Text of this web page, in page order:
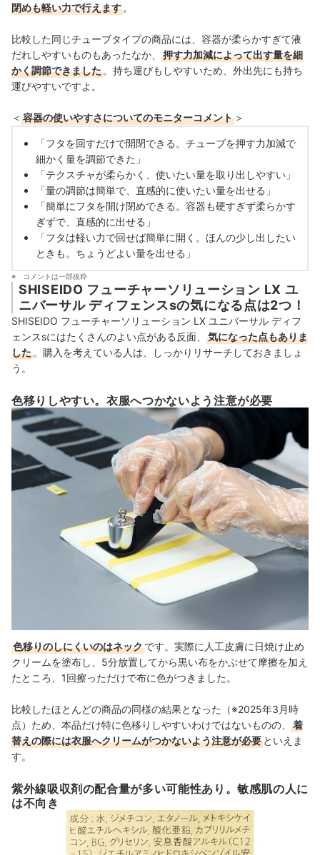
閉めも軽い力で行えます 。
比較した同じチューブタイプの商品には、容器が柔らかすぎて液
だれしやすいものもあったなか、
押す力加減によって出す量を細
かく調節できました 。持ち運びもしやすいため、外出先にも持ち
運びやすいですよ。
＜ 容器の使いやすさについてのモニターコメント ＞
「フタを回すだけで開閉できる。チューブを押す力加減で
細かく量を調節できた 」
「テクスチャが柔らかく、使いたい量を取り出しやすい」
「量の調節は簡単で、直感的に使いたい量を出せる」
「簡単にフタを開け閉めできる。容器も硬すぎず柔らかす
ぎずで、直感的に出せる」
「フタは軽い力で回せば簡単に開く。ほんの少し出したい
ときも。ちょうどよい量を出せる」
コメントは一部抜粋
SHISEIDO フューチャーソリューション LX ユ
ニバーサル ディフェンスsの気になる点は2つ！
SHISEIDO フューチャーソリューション LX ユニバーサル ディフ
ェンスsにはたくさんのよい点がある反面、
気になった点もありま
した 。購入を考えている人は、しっかりリサーチしておきましょ
う。
色移りしやすい。衣服へつかないよう注意が必要
色移りのしにくいのはネックです。実際に人工皮膚に日焼け止め
クリームを塗布し、5分放置してから黒い布をかぶせて摩擦を加え
たところ、1回擦っただけで布に色がつきました。
比較したほとんどの商品の同様の結果となった（※2025年3月時
点）ため、本品だけ特に色移りしやすいわけではないものの、
着
替えの際には衣服へクリームがつかないよう注意が必要 といえま
す。
紫外線吸収剤の配合量が多い可能性あり。敏感肌の人に
は不向き